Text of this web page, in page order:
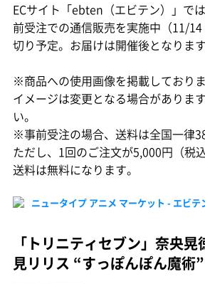
ECサイト「ebten（エビテン）」で
前受注での通信販売を実施中（11/
切り予定。お届けは開催後となります
※商品への使用画像を掲載しており
イメージは変更となる場合がありま
い。
※事前受注の場合、送料は全国一律
ただし、1回のご注文が5,000円（税
送料は無料になります。
ニュータイプ アニメ マーケット - エビテ
「トリニティセブン」奈央
見リリス “すっぽんぽん魔術